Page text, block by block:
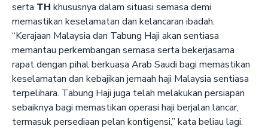
serta TH khususnya dalam situasi semasa demi
memastikan keselamatan dan kelancaran ibadah.
“Kerajaan Malaysia dan Tabung Haji akan sentiasa
memantau perkembangan semasa serta bekerjasama
rapat dengan pihal berkuasa Arab Saudi bagi memastikan
keselamatan dan kebajikan jemaah haji Malaysia sentiasa
terpelihara. Tabung Haji juga telah melakukan persiapan
sebaiknya bagi memastikan operasi haji berjalan lancar,
termasuk persediaan pelan kontigensi,” kata beliau lagi.